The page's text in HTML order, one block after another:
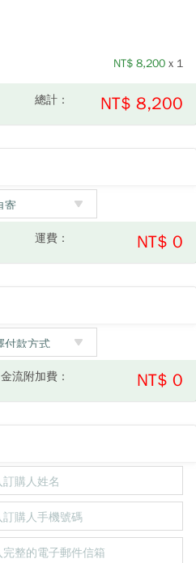
NT$ 8,200 x 1
總計： NT$ 8,200
運費： NT$ 0
金流附加費： NT$ 0